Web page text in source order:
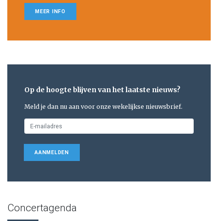
MEER INFO
Op de hoogte blijven van het laatste nieuws?
Meld je dan nu aan voor onze wekelijkse nieuwsbrief.
AANMELDEN
Concertagenda